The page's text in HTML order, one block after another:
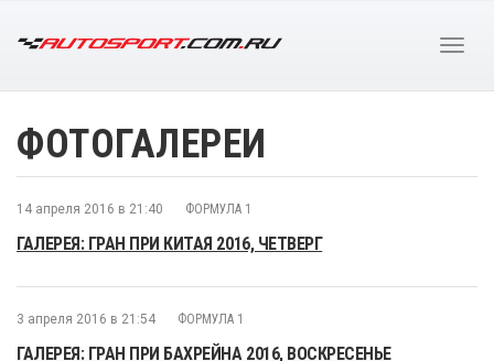
ФОТОГАЛЕРЕИ
14 апреля 2016 в 21:40 ФОРМУЛА 1
ГАЛЕРЕЯ: ГРАН ПРИ КИТАЯ 2016, ЧЕТВЕРГ
3 апреля 2016 в 21:54 ФОРМУЛА 1
ГАЛЕРЕЯ: ГРАН ПРИ БАХРЕЙНА 2016, ВОСКРЕСЕНЬЕ